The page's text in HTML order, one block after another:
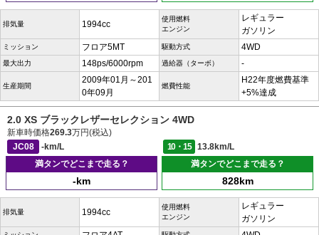
排気量 1994cc
使用燃料
エンジン
レギュラー
ガソリン
ミッション フロア5MT 駆動方式 4WD
最大出力 148ps/6000rpm 過給器（ターボ） -
生産期間
2009年01月～201
0年09月
燃費性能
H22年度燃費基準
+5%達成
2.0 XS ブラックレザーセレクション 4WD
新車時価格269.3万円(税込)
JC08
-km/L 10・15
13.8km/L
満タンでどこまで走る？
-km
満タンでどこまで走る？
828km
排気量 1994cc
使用燃料
エンジン
レギュラー
ガソリン